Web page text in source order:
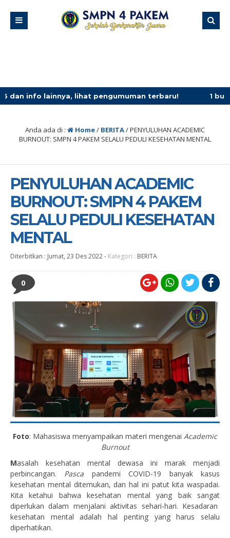
lihat pengumuman terbaru! 1 bulan yang lalu/
Anda ada di : Home/ BERITA/PENYULUHAN ACADEMIC
BURNOUT: SMPN 4 PAKEM SELALU PEDULI KESEHATAN MENTAL
PENYULUHAN ACADEMIC
BURNOUT: SMPN 4 PAKEM
SELALU PEDULI KESEHATAN
MENTAL
Diterbitkan : Jumat, 23 Des 2022- Kategori : BERITA
0
Foto: Mahasiswa menyampaikan materi mengenai Academic
Burnout
Masalah kesehatan mental dewasa ini marak menjadi
perbincangan. Pasca pandemi COVID-19 banyak kasus
kesehatan mental ditemukan, dan hal ini patut kita waspadai.
Kita ketahui bahwa kesehatan mental yang baik sangat
diperlukan dalam menjalani aktivitas sehari-hari. Kesadaran
kesehatan mental adalah hal penting yang harus selalu
diperhatikan.